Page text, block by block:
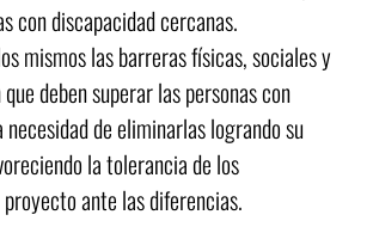
con discapacidad cercanas.
mismos las barreras físicas, sociales y
deben superar las personas con
de eliminarlas logrando su
la tolerancia de los
ante las diferencias.